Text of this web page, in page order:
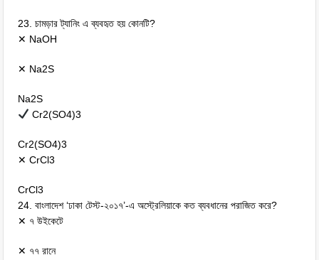
23. চামড়ার ট্যানিং এ ব্যবহৃত হয় কোনটি?
✕ NaOH
✕ Na2S
Na2S
Cr2(SO4)3
Cr2(SO4)3
✕ CrCl3
CrCl3
24. বাংলাদেশ ‘ঢাকা টেস্ট-২০১৭’-এ অস্ট্রেলিয়াকে কত ব্যবধানের পরাজিত করে?
✕ ৭ উইকেটে
✕ ৭৭ রানে